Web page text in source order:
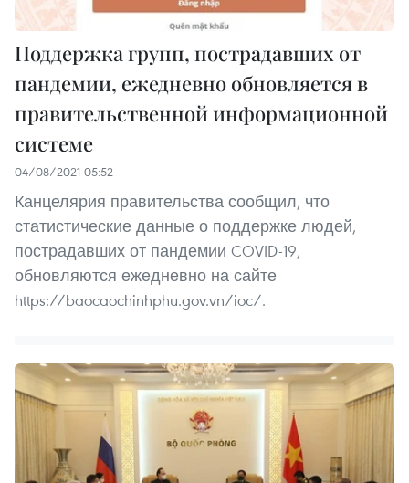
Поддержка групп, пострадавших от
пандемии, ежедневно обновляется в
правительственной информационной
системе
04/08/2021 05:52
Канцелярия правительства сообщил, что
статистические данные о поддержке людей,
пострадавших от пандемии COVID-19,
обновляются ежедневно на сайте
https://baocaochinhphu.gov.vn/ioc/.